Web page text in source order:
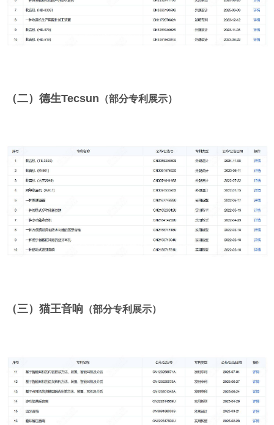
（二） 德生Tecsun （部分专利展示）
（三）猫王音响 （部分专利展示）